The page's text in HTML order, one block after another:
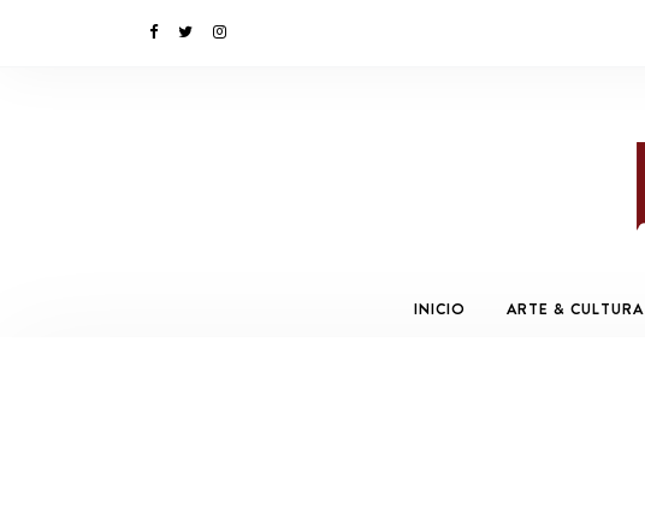
INICIO ARTE & CULTURA